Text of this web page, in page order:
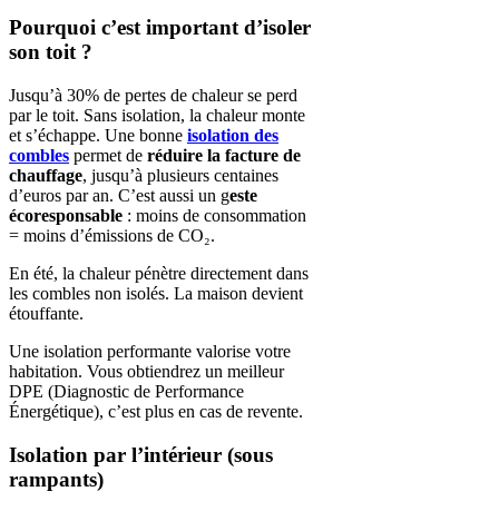
Pourquoi c’est important d’isoler
son toit ?
Jusqu’à 30% de pertes de chaleur se perd
par le toit. Sans isolation, la chaleur monte
et s’échappe. Une bonne isolation des
combles permet de réduire la facture de
chauffage, jusqu’à plusieurs centaines
d’euros par an. C’est aussi un geste
écoresponsable : moins de consommation
= moins d’émissions de CO₂.
En été, la chaleur pénètre directement dans
les combles non isolés. La maison devient
étouffante.
Une isolation performante valorise votre
habitation. Vous obtiendrez un meilleur
DPE (Diagnostic de Performance
Énergétique), c’est plus en cas de revente.
Isolation par l’intérieur (sous
rampants)